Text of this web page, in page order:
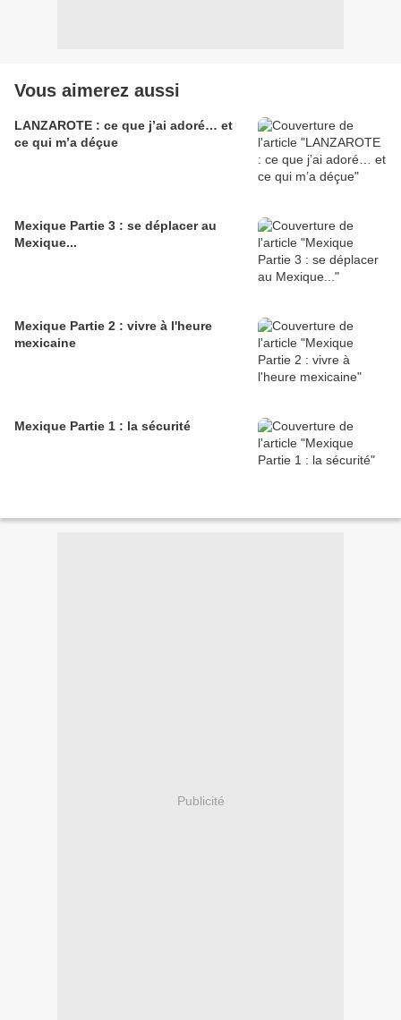
Vous aimerez aussi
LANZAROTE : ce que j’ai adoré… et
ce qui m’a déçue
Mexique Partie 3 : se déplacer au
Mexique...
Mexique Partie 2 : vivre à l'heure
mexicaine
Mexique Partie 1 : la sécurité
Publicité